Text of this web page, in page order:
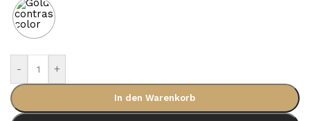
- +
In den Warenkorb